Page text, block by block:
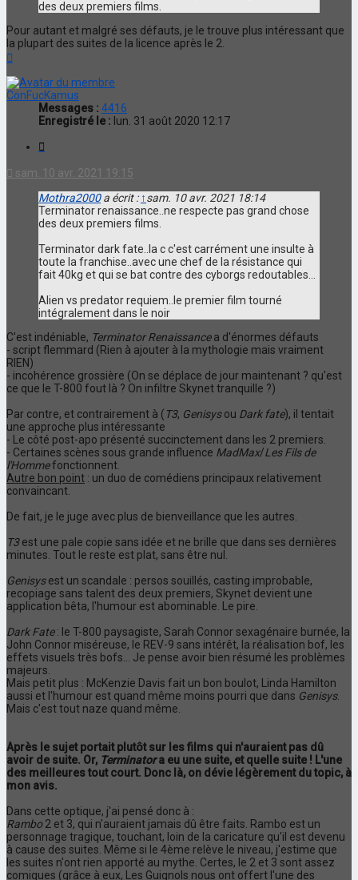
des deux premiers films.
Pour autant et malgré ses défauts, je le trouve plus intéressant que
la plupart des suites de la licence après le 2.
ConFucKamus
Messages : 4416
Enregistré le : lun. 31 août 2020 12:17
sam. 10 avr. 2021 19:15
Mothra2000a écrit : ↑sam. 10 avr. 2021 18:14
Terminator renaissance..ne respecte pas grand chose
des deux premiers films.
Terminator dark fate..la c c'est carrément une insulte à
toute la franchise..avec une chef de la résistance qui
fait 40kg et qui se bat contre des cyborgs redoutables...
Alien vs predator requiem..le premier film tourné
intégralement dans le noir
C'est indéniable, Terminator Renaissancea d'énormes défauts
- script flemmard (Rien à ajouter à la mythologie mais vraiment
RIEN)
- incohérence grossière (On se déplace de jour maintenant ? qu'est
ce que le T-800 fout là ? On infiltre Skynet tranquille ?)
Par contre, et contrairement à ( T3, Genisysou Dark fate), il tentait
une approche plus intéressante
- Le côté post-apo présenté succinctement dans les 2 premiers.
- Certaines scènes sous grande influence MadMax/Les Fils de
l'Hommefonctionnent.
Autre bon point : un duo de comédiens principaux relativement
convaincant.
De fait, je le juge avec plus de bienveillance que les autres.
T3est une pale copie sans idée et ne brille que dans ses dernières
minutes. Tout le reste est plat, sans être nul.
Genisysest un scandale : persos souillés, casting improbable,
recopiage sans talent des deux premiers, Skynet devient une
application bêta, l'humour est abominable. Le pire.
Dark Fate: le T-800 paysagiste, Sarah Connor sexagénaire burnée, la
John Connor miséreuse, le REV-9 sans intérêt, la réalisation bof, les
effets visuels très bofs... Je pense avoir bien résumé les problèmes
majeurs.
Mais petit plus : McKenzie Davis fait un bon boulot, Linda Hamilton
aussi et l'humour est quand même moins pourri que dans Genisys.
Mais c'est tout naze quand même.
Après le sujet portait plutôt sur les films qui n'auraient pas dû
avoir de suite. Or, Terminatora eu une suite, et quelle suite ! L'une
des meilleures tout court. Donc là, on dévie légèrement du topic, à
mon avis.
Dans cette optique, j'ai pensé donc à :
Rambo2 et 3, qui n'auraient jamais dû être faits. Rambo est un
personnage tragique, touchant, loin de la caricature qu'il est devenu
à cause des suites. Même si le 4ème relève le niveau, j'estime que
les suites n'ont rien apporté au mythe. Certes, le 2 et 3 sont assez
comiques (grâce à eux, Les Guignols nous ont offert l'une des